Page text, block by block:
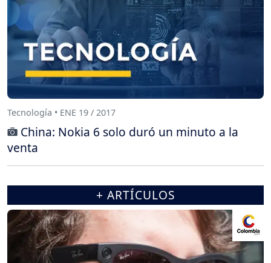
Tecnología • ENE 19 / 2017
China: Nokia 6 solo duró un minuto a la
venta
+ ARTÍCULOS